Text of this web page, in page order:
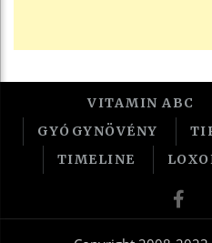
VITAMIN ABC
GYÓGYNÖVÉNY
TIMELINE